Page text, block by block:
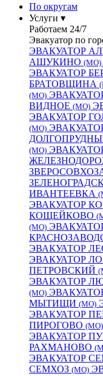
По округам
Услуги ▾
Работаем 24/7
Эвакуатор по
ЭВАКУАТОР
АШУКИНО (МО)
ЭВАКУАТОР
БРАТОВЩИНА
(МО)
ВИДНОЕ (МО)
ЭВАКУАТОР
(МО)
(МО)
ИВАНТЕЕВКА
ЭВАКУАТОР
КОЩЕЙКОВО
(МО)
ЭВАКУАТОР
ЭВАКУАТОР
ПЕТРОВСКИЙ
ЭВАКУАТОР
(МО)
МЫТИЩИ (МО)
ЭВАКУАТОР
ПИРОГОВО (МО)
ЭВАКУАТОР
РАХМАНОВО
ЭВАКУАТОР
СЕМХОЗ (МО)